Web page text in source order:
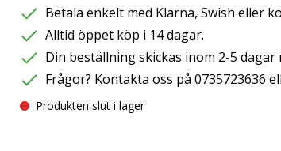
Betala enkelt med Klarna, Swish eller
Alltid öppet köp i 14 dagar.
Din beställning skickas inom 2-5 dagar
Frågor? Kontakta oss på 0735723636
Produkten slut i lager